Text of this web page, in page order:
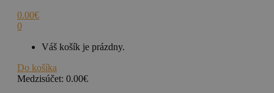
0.00€
0
Váš košík je prázdny.
Do košíka
Medzisúčet: 0.00€